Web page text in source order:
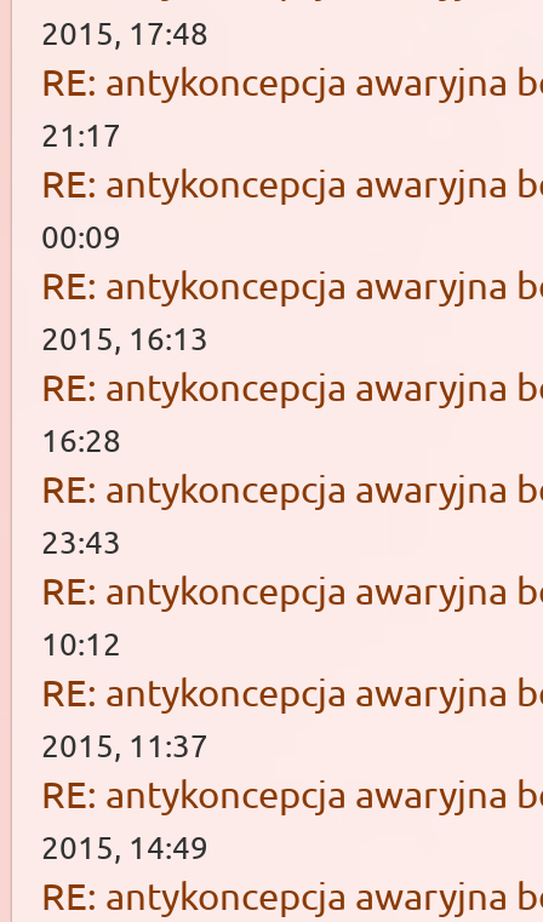
2015, 17:48
RE: antykoncepcja awaryjna
21:17
RE: antykoncepcja awaryjna
00:09
RE: antykoncepcja awaryjna
2015, 16:13
RE: antykoncepcja awaryjna
16:28
RE: antykoncepcja awaryjna
23:43
RE: antykoncepcja awaryjna
10:12
RE: antykoncepcja awaryjna
2015, 11:37
RE: antykoncepcja awaryjna
2015, 14:49
RE: antykoncepcja awaryjna